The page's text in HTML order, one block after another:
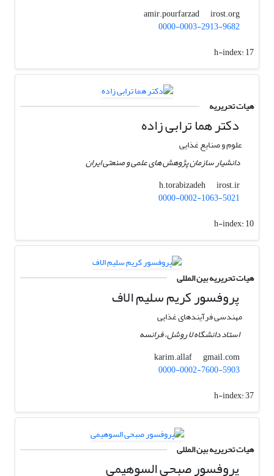
amir.pourfarzad
irost.org
0000-0003-2913-9682
h-index:17
هیات تحریریه
دکتر هما ترابی زاده
علوم و صنایع غذایی
دانشیار سازمان پژوهش های علمی و صنعتی ایران
h.torabizadeh
irost.ir
0000-0002-1063-5021
h-index:10
هیات تحریریه بین المللی
پروفسور کریم سلیم الاف
مهندسی فرآیندهای غذایی
استاد دانشگاه لا روشل، فرانسه
karim.allaf
gmail.com
0000-0002-7600-5903
h-index:37
هیات تحریریه بین المللی
پروفسور صبحی السوهیمی